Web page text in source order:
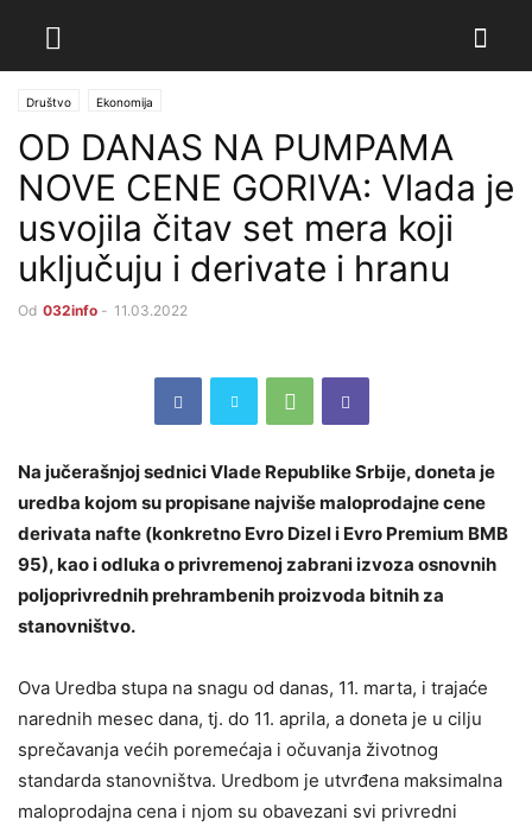
Društvo Ekonomija
OD DANAS NA PUMPAMA
NOVE CENE GORIVA: Vlada je
usvojila čitav set mera koji
uključuju i derivate i hranu
Od 032info - 11.03.2022
Na jučerašnjoj sednici Vlade Republike Srbije, doneta je
uredba kojom su propisane najviše maloprodajne cene
derivata nafte (konkretno Evro Dizel i Evro Premium BMB
95), kao i odluka o privremenoj zabrani izvoza osnovnih
poljoprivrednih prehrambenih proizvoda bitnih za
stanovništvo.
Ova Uredba stupa na snagu od danas, 11. marta, i trajaće
narednih mesec dana, tj. do 11. aprila, a doneta je u cilju
sprečavanja većih poremećaja i očuvanja životnog
standarda stanovništva. Uredbom je utvrđena maksimalna
maloprodajna cena i njom su obavezani svi privredni